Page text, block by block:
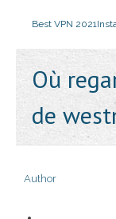
Best VPN 2021
Où
de
Author